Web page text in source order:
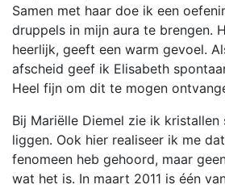
Samen met haar doe ik een
druppels in mijn aura te brengen.
heerlijk, geeft een warm gevoel.
afscheid geef ik Elisabeth
Heel fijn om dit te mogen
Bij Mariëlle Diemel zie ik kristallen
liggen. Ook hier realiseer ik me
fenomeen heb gehoord, maar
wat het is. In maart 2011 is één